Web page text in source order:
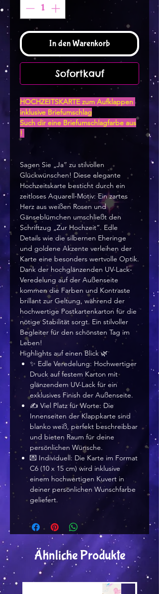
In den Warenkorb
Sofortkauf
HOCHZEITSKARTE zum Aufklappen
inklusive Briefumschlag
Such dir eine Briefumschlagfarbe aus
!
Sagen Sie „Ja“ zu stilvollen
Glückwünschen! Diese elegante
Hochzeitskarte besticht durch ein
zeitloses Aquarell-Motiv: Ein zartes
Herz aus weißen Rosen und
Gänseblümchen umschließt den
Schriftzug „Zur Hochzeit“. Edle
Details wie die silbernen Eheringe
und goldene Akzente verleihen der
Karte eine besonders wertvolle Optik.
Dank der hochglänzenden UV-Lack-
Veredelung auf der Außenseite
kommen die Farben und Kontraste
brillant zur Geltung, während der
hochwertige Postkartenkarton für die
nötige Stabilität sorgt. Ein stilvoller
Begleiter für den schönsten Tag im
Leben!
Highlights auf einen Blick 🌿
✨ Edle Veredelung: Hochwertiger
Druck auf festem Karton mit
glänzendem UV-Lack für ein
exklusives Finish der Außenseite.
✍️ Viel Platz für Worte: Die
Innenseiten der Klappkarte sind
blanko weiß, perfekt beschreibbar
und bieten Raum für deine
persönlichen Wünsche.
💌 Individuell: Die Karte im Format
C6 (10 x 15 cm) wird inklusive
einem hochwertigen Kuvert in
deiner persönlichen Wunschfarbe
geliefert.
Ähnliche Produkte